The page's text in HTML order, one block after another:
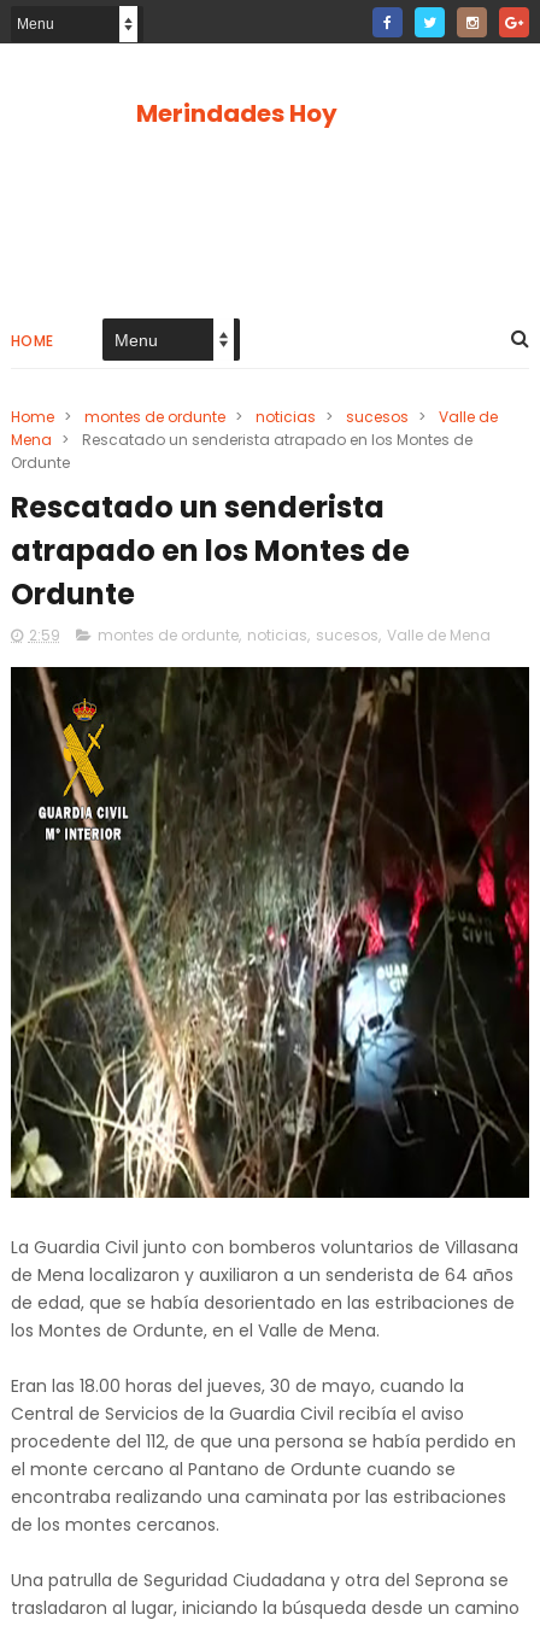
Merindades Hoy
HOME
Home > montes de ordunte > noticias > sucesos >
Valle de
Mena >
Rescatado un senderista atrapado en los Montes de
Ordunte
Rescatado un senderista
atrapado en los Montes de
Ordunte
2:59 montes de ordunte, noticias, sucesos, Valle de Mena
La Guardia Civil junto con bomberos voluntarios de Villasana
de Mena localizaron y auxiliaron a un senderista de 64 años
de edad, que se había desorientado en las estribaciones de
los Montes de Ordunte, en el Valle de Mena.
Eran las 18.00 horas del jueves, 30 de mayo, cuando la
Central de Servicios de la Guardia Civil recibía el aviso
procedente del 112, de que una persona se había perdido en
el monte cercano al Pantano de Ordunte cuando se
encontraba realizando una caminata por las estribaciones
de los montes cercanos.
Una patrulla de Seguridad Ciudadana y otra del Seprona se
trasladaron al lugar, iniciando la búsqueda desde un camino